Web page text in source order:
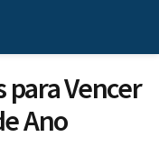
para Vencer
Ano